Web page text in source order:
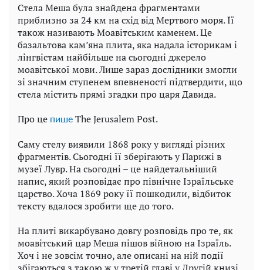
Стела Меша була знайдена фрагментами
приблизно за 24 км на схід від Мертвого моря. Її
також називають Моавітським каменем. Це
базальтова кам’яна плита, яка надала історикам і
лінгвістам найбільше на сьогодні джерело
моавітської мови. Лише зараз дослідники змогли
зі значним ступенем впевненості підтвердити, що
стела містить прямі згадки про царя Давида.
Про це пише The Jerusalem Post.
Саму стелу виявили 1868 року у вигляді різних
фрагментів. Сьогодні її зберігають у Парижі в
музеї Лувр. На сьогодні – це найдетальніший
напис, який розповідає про північне Ізраїльське
царство. Хоча 1869 року її пошкодили, відбиток
тексту вдалося зробити ще до того.
На плиті викарбувано довгу розповідь про те, як
моавітський цар Меша пішов війною на Ізраїль.
Хоч і не зовсім точно, але описані на ній події